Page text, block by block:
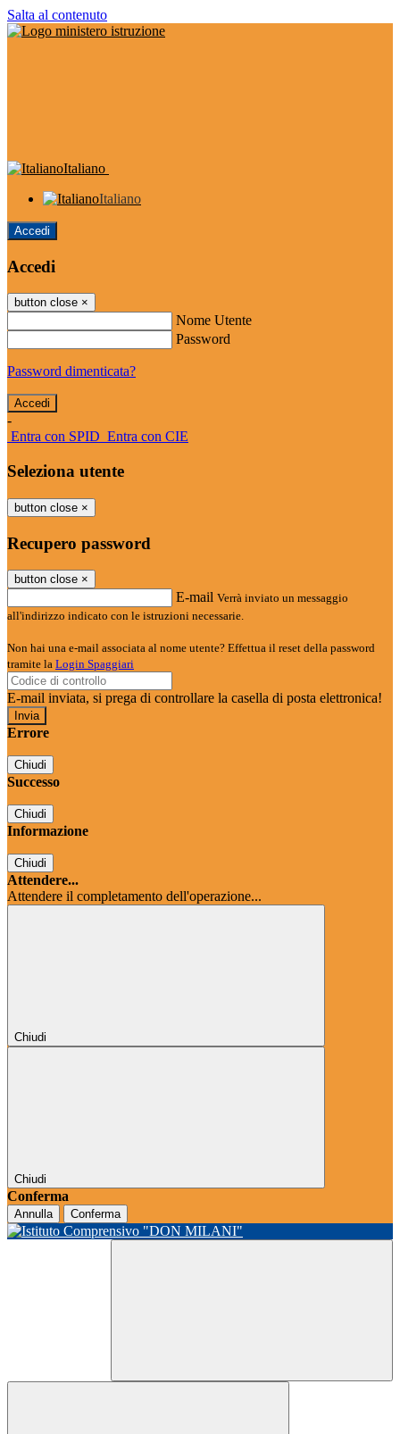
Salta al contenuto
Italiano
Italiano
Accedi
Accedi
button close ×
Nome Utente
Password
Password dimenticata?
-
Entra con SPID Entra con CIE
Seleziona utente
button close ×
Recupero password
button close ×
E-mail Verrà inviato un messaggio
all'indirizzo indicato con le istruzioni necessarie.
Non hai una e-mail associata al nome utente? Effettua il reset della password
tramite la Login Spaggiari
E-mail inviata, si prega di controllare la casella di posta elettronica!
Errore
Chiudi
Successo
Chiudi
Informazione
Chiudi
Attendere...
Attendere il completamento dell'operazione...
Chiudi
Chiudi
Conferma
Annulla Conferma